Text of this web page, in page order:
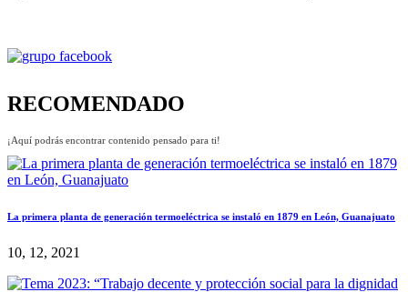
RECOMENDADO
¡Aquí podrás encontrar contenido pensado para ti!
La primera planta de generación termoeléctrica se instaló en 1879 en León, Guanajuato
10, 12, 2021